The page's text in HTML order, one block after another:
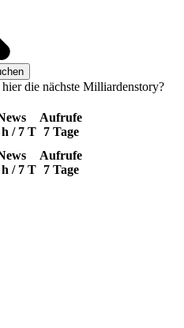
die nächste Milliardenstory?
h / 7 T
Aufrufe
7 Tage
h / 7 T
Aufrufe
7 Tage